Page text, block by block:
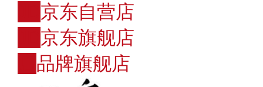
京东自营店
京东旗舰店
品牌旗舰店